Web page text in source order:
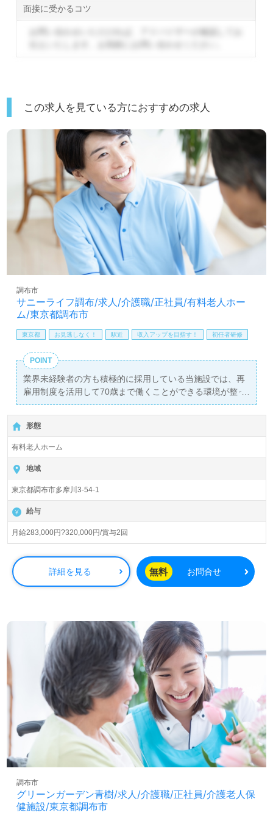
面接に受かるコツ
この求人を見ている方におすすめの求人
サニーライフ調布/求人/介護職/正社員/有料老人ホー
ム/東京都調布市
調布市
東京都 お見逃しなく！ 駅近 収入アップを目指す！ 初任者研修
POINT
業界未経験者の方も積極的に採用している当施設では、再
雇用制度を活用して70歳まで働くことができる環境が整っ
ています。介護職の正社員を募集しており、月給は
283,000円?320,000円、賞与は年2回支給されます。初任
者研修以上の資格をお持ちの方が対象となりますが、経験
がなくても充実した研修プログラムが用意されているた
め、安心してキャリアをスタートできます。
当施設は、京王多摩川駅から徒歩11分の場所に位置し、99
室の全室個室を備えた介護付き有料老人ホーム「サニーラ
イフ調布」を運営する株式会社川島コーポレーションが管
理しています。全国に145ヶ所以上の施設を展開し、従業
員数は6,700名を超える大手企業です。多様な年代のスタ
ッフが活躍する中、働きやすい環境や手厚い福利厚生が整
っており、住宅手当も支給されるため、安定した生活を送
ることができます。
にしています。ご利用者様のお役に立ちたい、資格や経験
を活かしたいと考えている方、また転職を通じて新たなキ
ャリアを築きたいと願う方は大歓迎です。求人の詳細につ
いては、担当のコンサルタントが丁寧にご案内しますの
で、お気軽にお問い合わせください。
医療・福祉業界での正社員やパートの求人探しは、【ウィ
ルオブ介護】にお任せください。LINE、メール、お電話な
ど、あなたの希望に合わせた形での相談が可能です。転職
支援のプロと一緒に、あなたの理想の職場を見つけるお手
伝いをいたします。非公開求人も取り扱っているため、ぜ
ひお問い合わせをお待ちしております。
形態
有料老人ホーム
地域
東京都調布市多摩川3-54-1
給与
月給283,000円?320,000円/賞与2回
詳細を見る 無料 お問合せ
グリーンガーデン青樹/求人/介護職/正社員/介護老人保
健施設/東京都調布市
調布市